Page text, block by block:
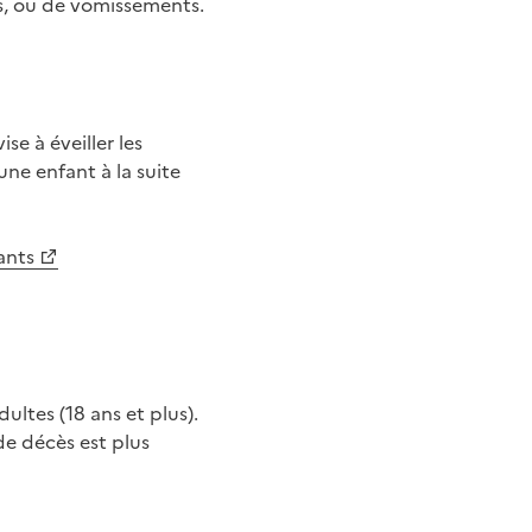
à éveiller les
enfant à la suite
(18 ans et plus).
décès est plus